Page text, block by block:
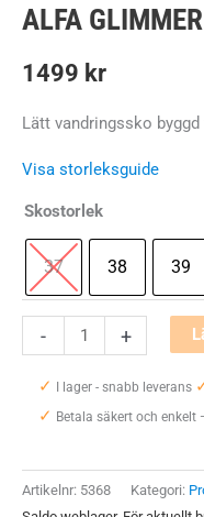
ALFA
1499 kr
Lätt vandringssko
Visa storleksguide
Skostorlek
37 38 39
-
Glimmer
Dam
mängd
+
✓ I lager - snabb leverans
✓ Betala säkert och enkelt
Artikelnr: 5368 Kategori: